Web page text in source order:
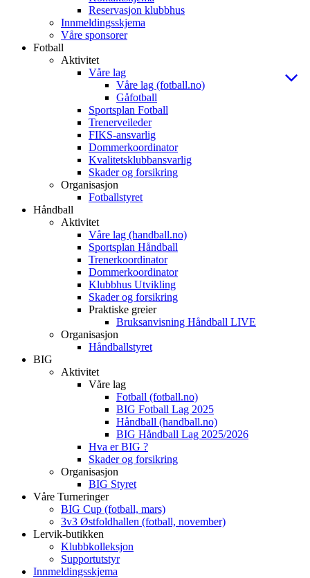
Reservasjon klubbhus
Innmeldingsskjema
Våre sponsorer
Fotball
Aktivitet
Våre lag
Våre lag (fotball.no)
Gåfotball
Sportsplan Fotball
Trenerveileder
FIKS-ansvarlig
Dommerkoordinator
Kvalitetsklubbansvarlig
Skader og forsikring
Organisasjon
Fotballstyret
Håndball
Aktivitet
Våre lag (handball.no)
Sportsplan Håndball
Trenerkoordinator
Dommerkoordinator
Klubbhus Utvikling
Skader og forsikring
Praktiske greier
Bruksanvisning Håndball LIVE
Organisasjon
Håndballstyret
BIG
Aktivitet
Våre lag
Fotball (fotball.no)
BIG Fotball Lag 2025
Håndball (handball.no)
BIG Håndball Lag 2025/2026
Hva er BIG ?
Skader og forsikring
Organisasjon
BIG Styret
Våre Turneringer
BIG Cup (fotball, mars)
3v3 Østfoldhallen (fotball, november)
Lervik-butikken
Klubbkolleksjon
Supportutstyr
Innmeldingsskjema